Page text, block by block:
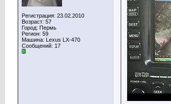
Регистрация: 23.02.2010
Возраст: 57
Город: Пермь
Регион: 59
Машина: Lexus LX-470
Сообщений: 17